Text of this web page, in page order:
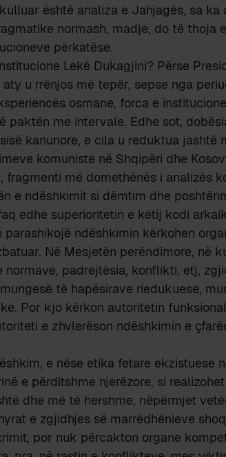
është analiza e Jahjagës, sa ka
normash, madje, do të thoja
përkatëse.
Lekë Dukagjini? Përse
u rrënjos më tepër, sepse nga
osmane, forca e
paktën me intervale. Edhe sot,
kanunore, e cila u reduktua jashtë
komuniste në Shqipëri dhe
fragmenti më domethënës i analizës
e ndëshkimit si dëmtim dhe
edhe superioritetin e këtij kodi
parashikojë ndëshkimin kërkohen
Në Mesjetën perëndimore, në
normave, padrejtësia, konflikti, etj,
të hapësirave riedukuese,
Por kjo kërkon autoritetin
e zhvlerëson ndëshkimin e
e nëse etika fetare ekzistuese
e përditshme njerëzore, si
dhe më të hershme, nëpërmjet
e zgjidhjes së marrëdhënieve
por nuk përcakton organe